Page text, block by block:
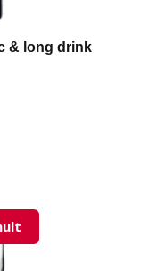
& long drink